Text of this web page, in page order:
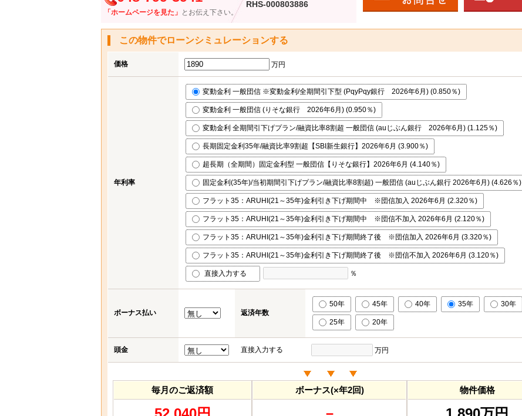
「ホームページを見た」 とお伝え下さい。
RHS-000803886
この物件でローンシミュレーションする
価格 万円
年利率
変動金利 一般団信 ※変動金利/全期間引下型 (PqyPqy銀行 2026年6月) (0.850％)
変動金利 一般団信 (りそな銀行 2026年6月) (0.950％)
変動金利 全期間引下げプラン/融資比率8割超 一般団信 (auじぶん銀行 2026年6月) (1.125％)
長期固定金利35年/融資比率9割超【SBI新生銀行】2026年6月 (3.900％)
超長期（全期間）固定金利型 一般団信【りそな銀行】2026年6月 (4.140％)
固定金利(35年)/当初期間引下げプラン/融資比率8割超) 一般団信 (auじぶん銀行 2026年6月) (4.626％)
フラット35：ARUHI(21～35年)金利引き下げ期間中 ※団信加入 2026年6月 (2.320％)
フラット35：ARUHI(21～35年)金利引き下げ期間中 ※団信不加入 2026年6月 (2.120％)
フラット35：ARUHI(21～35年)金利引き下げ期間終了後 ※団信加入 2026年6月 (3.320％)
フラット35：ARUHI(21～35年)金利引き下げ期間終了後 ※団信不加入 2026年6月 (3.120％)
直接入力する ％
ボーナス払い 返済年数
50年 45年 40年 35年 30年
25年 20年
頭金 直接入力する 万円
毎月のご返済額 ボーナス(×年2回) 物件価格